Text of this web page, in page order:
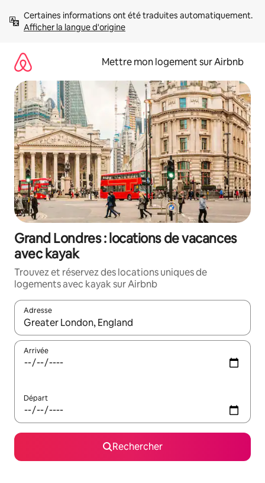
directement
Afficher la langue d'origine
Mettre mon logement sur Airbnb
Grand Londres : locations de vacances
avec kayak
Trouvez et réservez des locations uniques de
logements avec kayak sur Airbnb
Adresse
Lorsque les résultats s'affichent, utilisez les flèches vers le
Arrivée
Départ
Rechercher